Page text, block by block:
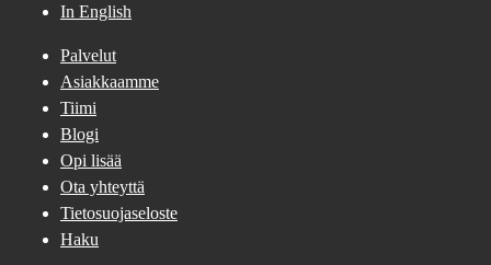
In English
Palvelut
Asiakkaamme
Tiimi
Blogi
Opi lisää
Ota yhteyttä
Tietosuojaseloste
Haku